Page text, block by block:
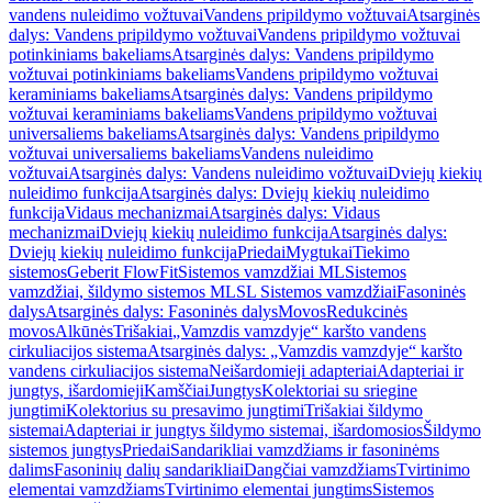
vandens nuleidimo vožtuvaiVandens pripildymo vožtuvaiAtsarginės
dalys: Vandens pripildymo vožtuvaiVandens pripildymo vožtuvai
potinkiniams bakeliamsAtsarginės dalys: Vandens pripildymo
vožtuvai potinkiniams bakeliamsVandens pripildymo vožtuvai
keraminiams bakeliamsAtsarginės dalys: Vandens pripildymo
vožtuvai keraminiams bakeliamsVandens pripildymo vožtuvai
universaliems bakeliamsAtsarginės dalys: Vandens pripildymo
vožtuvai universaliems bakeliamsVandens nuleidimo
vožtuvaiAtsarginės dalys: Vandens nuleidimo vožtuvaiDviejų kiekių
nuleidimo funkcijaAtsarginės dalys: Dviejų kiekių nuleidimo
funkcijaVidaus mechanizmaiAtsarginės dalys: Vidaus
mechanizmaiDviejų kiekių nuleidimo funkcijaAtsarginės dalys:
Dviejų kiekių nuleidimo funkcijaPriedaiMygtukaiTiekimo
sistemosGeberit FlowFitSistemos vamzdžiai MLSistemos
vamzdžiai, šildymo sistemos MLSL Sistemos vamzdžiaiFasoninės
dalysAtsarginės dalys: Fasoninės dalysMovosRedukcinės
movosAlkūnėsTrišakiai„Vamzdis vamzdyje“ karšto vandens
cirkuliacijos sistemaAtsarginės dalys: „Vamzdis vamzdyje“ karšto
vandens cirkuliacijos sistemaNeišardomieji adapteriaiAdapteriai ir
jungtys, išardomiejiKamščiaiJungtysKolektoriai su sriegine
jungtimiKolektorius su presavimo jungtimiTrišakiai šildymo
sistemaiAdapteriai ir jungtys šildymo sistemai, išardomosiosŠildymo
sistemos jungtysPriedaiSandarikliai vamzdžiams ir fasoninėms
dalimsFasoninių dalių sandarikliaiDangčiai vamzdžiamsTvirtinimo
elementai vamzdžiamsTvirtinimo elementai jungtimsSistemos